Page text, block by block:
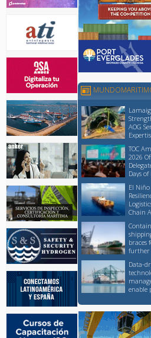
AOG
TOC
2026
Days
El Niño
Chain
braces
further
though
slower
earlier
month
Data-
enable
without